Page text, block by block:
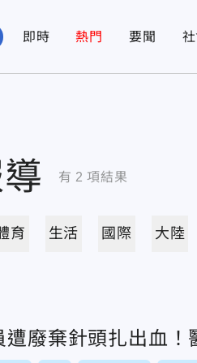
即時 熱門 要聞
有 2 項結果
育 生活 國際 大陸
遭廢棄針頭扎出血